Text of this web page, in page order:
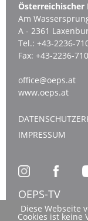
Diese Webseite
Cookies ist keine
Am
A - 2361
Tel.: +43-2236-
Fax: +43-2236-
office@oeps.at
www.oeps.at
IMPRESSUM
OEPS-TV